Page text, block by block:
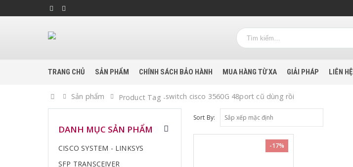
TRANG CHỦ SẢN PHẨM CHÍNH SÁCH BẢO HÀNH MUA HÀNG TỪ XA GIẢI PHÁP LIÊN HỆ
Home
Sản phẩm Product Tag -switch cisco 3560G 48port cũ dùng rồi
Sort By:
-17%
DANH MỤC SẢN PHẨM
CISCO SYSTEM - LINKSYS
SFP TRANSCEIVER